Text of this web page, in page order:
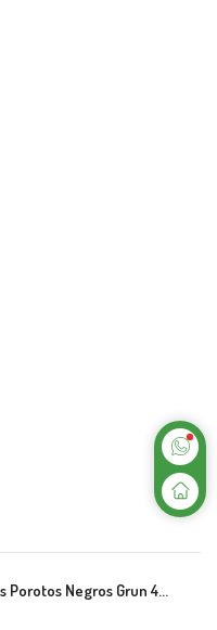
Hamburguesas Organicas Porotos Negros Grun 440G